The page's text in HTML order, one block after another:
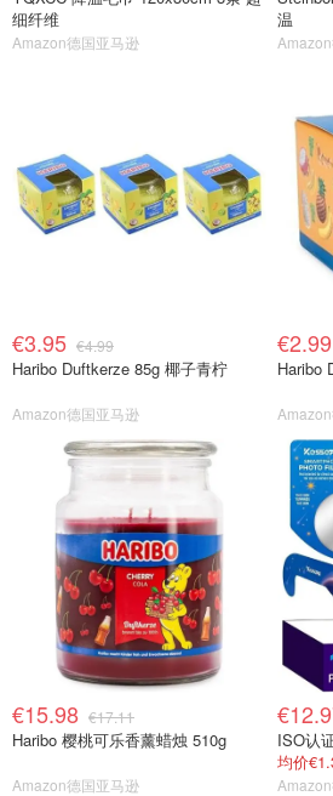
细纤维
Amazon德国亚马逊
温
€3.95 €4.99
Haribo Duftkerze 85g 椰子青柠
Amazon德国亚马逊
€2.99
Haribo
€15.98 €17.11
Haribo 樱桃可乐香薰蜡烛 510g
Amazon德国亚马逊
ISO认
均价